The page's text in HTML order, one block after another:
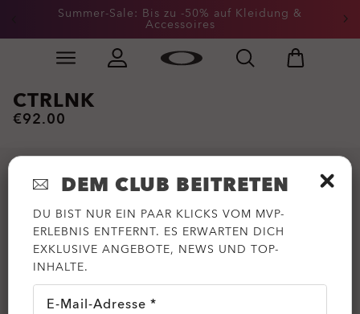
Skip to
Summer-Sale: Bis zu -50% auf Kleidung &
Accessoires
Slide 2 of 3. Summer-Sale: Bis zu -50% auf Kleidung &
CTRLNK
€92.00
DEM CLUB BEITRETEN
DU BIST NUR EIN PAAR KLICKS VOM MVP-
ERLEBNIS ENTFERNT. ES ERWARTEN DICH
EXKLUSIVE ANGEBOTE, NEWS UND TOP-
INHALTE.
E-Mail-Adresse *